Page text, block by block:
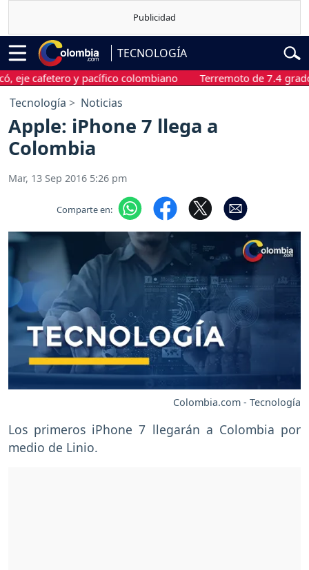
TECNOLOGÍA
y pacífico colombiano Terremoto de 7.4 grados
Tecnología Noticias
Apple: iPhone 7 llega a
Colombia
Mar, 13 Sep 2016 5:26 pm
Comparte en:
Colombia.com - Tecnología
Los primeros iPhone 7 llegarán a Colombia por
medio de Linio.